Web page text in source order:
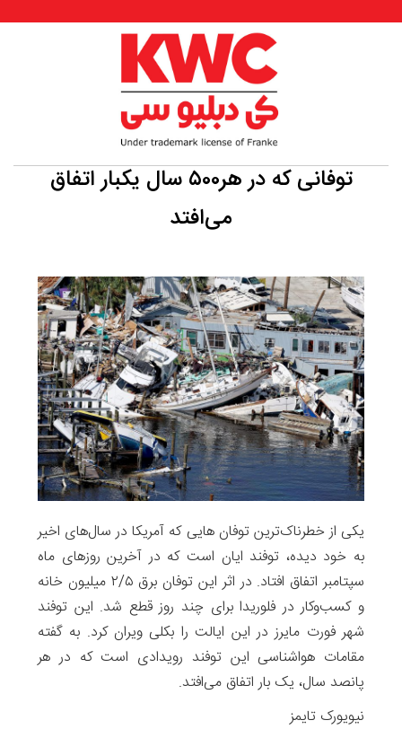
توفانی که در هر۵۰۰ سال یکبار اتفاق
می‌افتد
یکی از خطرناک‌ترین توفان هایی که آمریکا در سال‌های اخیر
به خود دیده، توفند ایان است که در آخرین روزهای ماه
سپتامبر اتفاق افتاد. در اثر این توفان برق ۲/۵ میلیون خانه
و کسب‌وکار در فلوریدا برای چند روز قطع شد. این توفند
شهر فورت مایرز در این ایالت را بکلی ویران کرد. به گفته
مقامات هواشناسی این توفند رویدادی است که در هر
پانصد سال، یک بار اتفاق می‌افتد.
نیویورک تایمز